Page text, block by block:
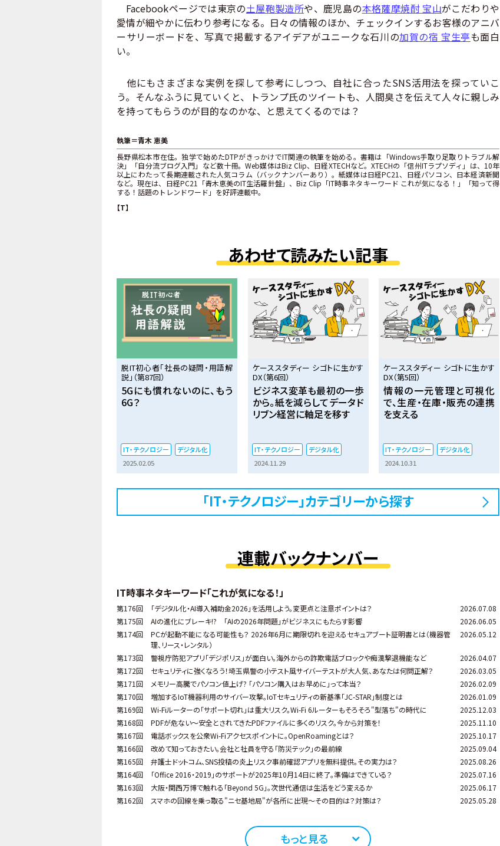
Facebookページでは東京の土屋鞄製造所や、鹿児島の本格薩摩焼酎 宝山がこだわりや
愛情が細やかに伝わり参考になる。日々の情報のほか、チェックインするお客様のアニバ
ーサリーボードを、写真で掲載するアイデアがユニークな石川の加賀の宿 宝生亭も面白
い。
他にもさまざまな実例を探して参考にしつつ、自社に合ったSNS活用法を探っていこ
う。そんなふうに見ていくと、トランプ氏のツイートも、人間臭さを伝えて人々に親しみ
を持ってもらうのが目的なのかな、と思えてくるのでは？
執筆＝青木 恵美
長野県松本市在住。独学で始めたDTPがきっかけでIT関連の執筆を始める。書籍は「Windows手取り足取りトラブル解
決」「自分流ブログ入門」など数十冊。Web媒体はBiz Clip、日経XTECHなど。XTECHの「信州ITラプソディ」は、10年
以上にわたって長期連載された人気コラム（バックナンバーあり）。紙媒体は日経PC21、日経パソコン、日本経済新聞
など。現在は、日経PC21「青木恵美のIT生活羅針盤」、Biz Clip「IT時事ネタキーワード これが気になる！」「知って得
する！話題のトレンドワード」を好評連載中。
【T】
あわせて読みたい記事
脱IT初心者「社長の疑問・用語解
説」（第87回）
5Gにも慣れないのに、もう
6G？
IT・テクノロジー
デジタル化
2025.02.05
ケーススタディー シゴトに生かす
DX（第6回）
ビジネス変革も最初の一歩
から。紙を減らしてデータド
リブン経営に軸足を移す
IT・テクノロジー
デジタル化
2024.11.29
ケーススタディー シゴトに生かす
DX（第5回）
情報の一元管理と可視化
で、生産・在庫・販売の連携
を支える
IT・テクノロジー
デジタル化
2024.10.31
「IT・テクノロジー」カテゴリーから探す
連載バックナンバー
IT時事ネタキーワード「これが気になる！」
第176回 「デジタル化・AI導入補助金2026」を活用しよう。変更点と注意ポイントは？
2026.07.08
第175回
AIの進化にブレーキ!? 「AIの2026年問題」がビジネスにもたらす影響
2026.06.05
第174回
PCが起動不能になる可能性も？ 2026年6月に期限切れを迎えるセキュアブート証明書とは（機器管
理、リース・レンタル）
2026.05.12
第173回 警視庁防犯アプリ「デジポリス」が面白い。海外からの詐欺電話ブロックや痴漢撃退機能など
2026.04.07
第172回
セキュリティに強くなろう！埼玉県警の小テスト風サイバーテストが大人気、あなたは何問正解？
2026.03.05
第171回
メモリー高騰でパソコン値上げ? 「パソコン購入はお早めに」って本当？
2026.02.09
第170回
増加するIoT機器利用のサイバー攻撃。IoTセキュリティの新基準「JC-STAR」制度とは
2026.01.09
第169回
Wi-Fiルーターの「サポート切れ」は重大リスク。Wi-Fi 6ルーターもそろそろ"型落ち"の時代に
2025.12.03
第168回
PDFが危ない～安全とされてきたPDFファイルに多くのリスク。今から対策を！
2025.11.10
第167回
電話ボックスを公衆Wi-Fiアクセスポイントに。OpenRoamingとは？
2025.10.17
第166回
改めて知っておきたい。会社と社員を守る「防災テック」の最前線
2025.09.04
第165回
弁護士ドットコム、SNS投稿の炎上リスク事前確認アプリを無料提供。その実力は？
2025.08.26
第164回
「Office 2016・2019」のサポートが2025年10月14日に終了。準備はできている？
2025.07.16
第163回
大阪・関西万博で触れる「Beyond 5G」。次世代通信は生活をどう変えるか
2025.06.17
第162回
スマホの回線を乗っ取る"ニセ基地局"が各所に出現～その目的は？対策は？ 2025.05.28
もっと見る